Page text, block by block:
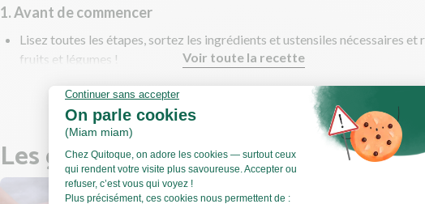
1. Avant de commencer
Lisez toutes les étapes, sortez les ingrédients et ustensiles nécessaires et
fruits et légumes !
Voir toute la recette
Les gestes de cuisine